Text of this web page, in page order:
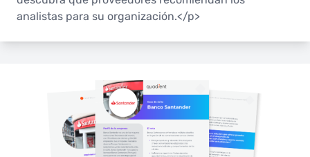
analistas para su organización.</p>